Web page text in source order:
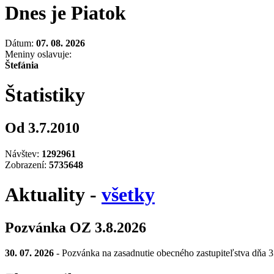
Dnes je Piatok
Dátum: 07. 08. 2026
Meniny oslavuje:
Štefánia
Štatistiky
Od 3.7.2010
Návštev: 1292961
Zobrazení: 5735648
Aktuality - všetky
Pozvánka OZ 3.8.2026
30. 07. 2026 - Pozvánka na zasadnutie obecného zastupiteľstva dňa